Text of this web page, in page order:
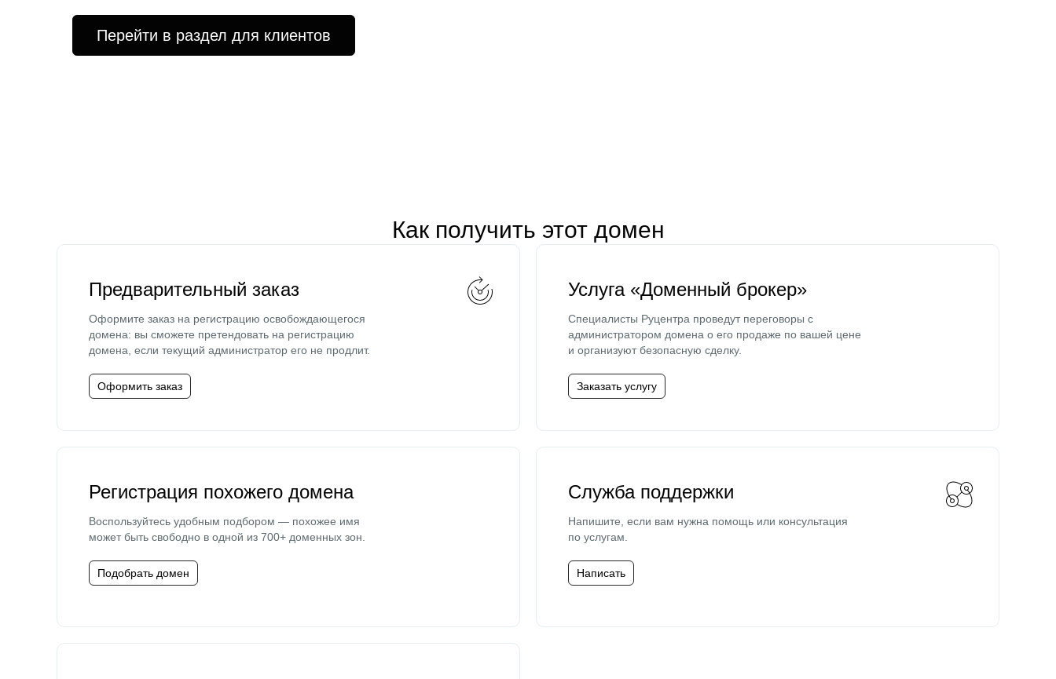
Перейти в раздел для клиентов
Как получить этот домен
Предварительный заказ
Оформите заказ на регистрацию освобождающегося
домена: вы сможете претендовать на регистрацию
домена, если текущий администратор его не продлит.
Оформить заказ
Услуга «Доменный брокер»
Специалисты Руцентра проведут переговоры с
администратором домена о его продаже по вашей цене
и организуют безопасную сделку.
Заказать услугу
Регистрация похожего домена
Воспользуйтесь удобным подбором — похожее имя
может быть свободно в одной из 700+ доменных зон.
Подобрать домен
Служба поддержки
Напишите, если вам нужна помощь или консультация
по услугам.
Написать